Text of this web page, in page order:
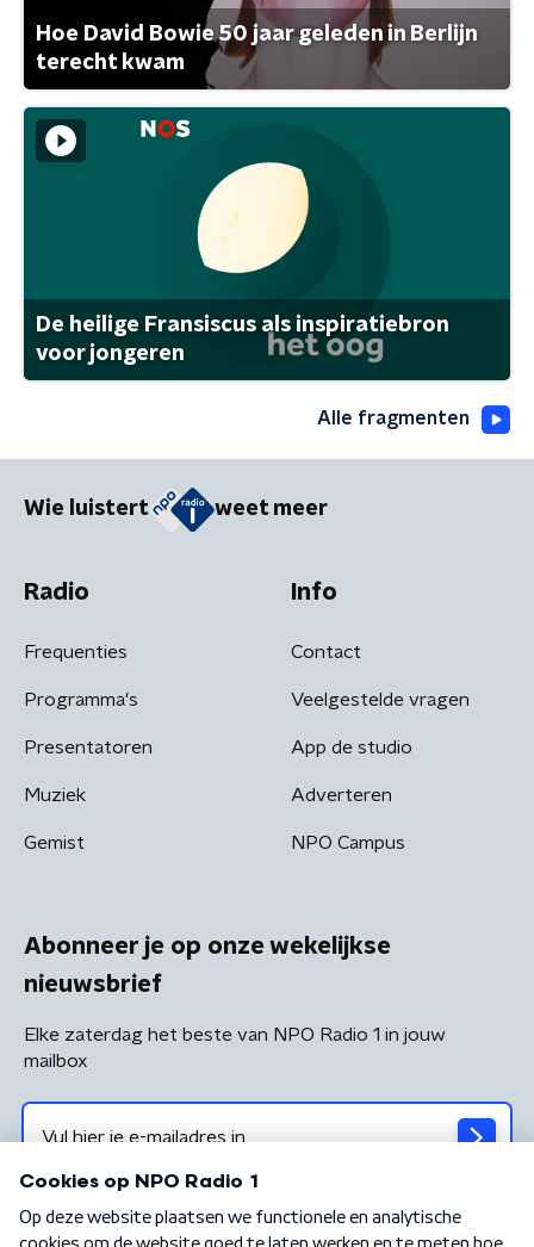
Hoe David Bowie 50 jaar geleden in Berlijn
terecht kwam
De heilige Fransiscus als inspiratiebron
voor jongeren
Alle fragmenten
Wie luistert weet meer
Radio
Frequenties
Programma's
Presentatoren
Muziek
Gemist
Info
Contact
Veelgestelde vragen
App de studio
Adverteren
NPO Campus
Abonneer je op onze wekelijkse
nieuwsbrief
Elke zaterdag het beste van NPO Radio 1 in jouw
mailbox